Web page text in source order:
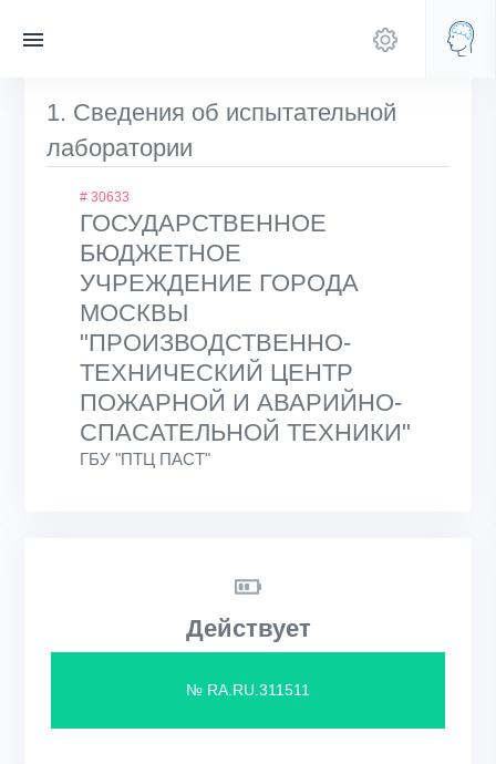
1. Сведения об испытательной
лаборатории
# 30633
ГОСУДАРСТВЕННОЕ
БЮДЖЕТНОЕ
УЧРЕЖДЕНИЕ ГОРОДА
МОСКВЫ
"ПРОИЗВОДСТВЕННО-
ТЕХНИЧЕСКИЙ ЦЕНТР
ПОЖАРНОЙ И АВАРИЙНО-
СПАСАТЕЛЬНОЙ ТЕХНИКИ"
ГБУ "ПТЦ ПАСТ"
Действует
№ RA.RU.311511